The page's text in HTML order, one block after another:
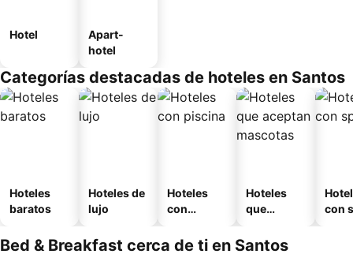
Hotel
Apart-
hotel
Categorías destacadas de hoteles en Santos
Hoteles
baratos
Hoteles de
lujo
Hoteles
con
Hoteles
que
mascotas
con
Bed & Breakfast cerca de ti en Santos